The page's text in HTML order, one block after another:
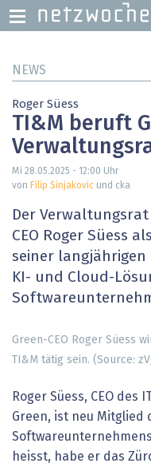
zumNEWS
Roger Süess
TI&M beruft
Mi 28.05.2025 - 12:00 Uhr
von Filip Sinjakovic und cka
Der
CEO Roger Süess
seiner langjährigen
KI- und Cloud-
Green-CEO Roger Süess
TI&M tätig sein. (Source:
Roger Süess, CEO
Green, ist neu Mitglied
heisst, habe er das